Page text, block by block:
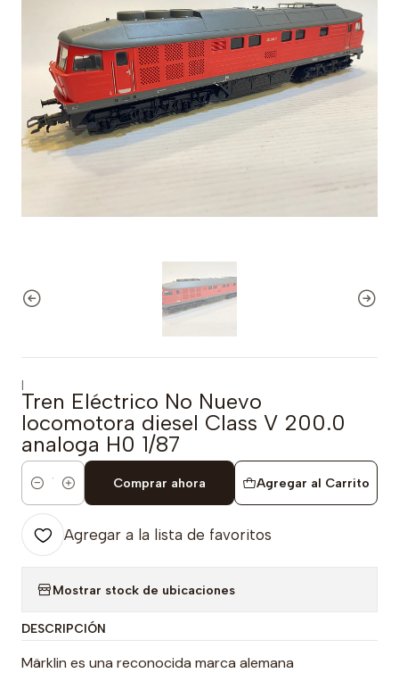
|
Tren Eléctrico No Nuevo
locomotora diesel Class V 200.0
analoga H0 1/87
Cantidad
Agregar al Carrito
Comprar ahora
Agregar a la lista de favoritos
Mostrar stock de ubicaciones
DESCRIPCIÓN
Märklin es una reconocida marca alemana